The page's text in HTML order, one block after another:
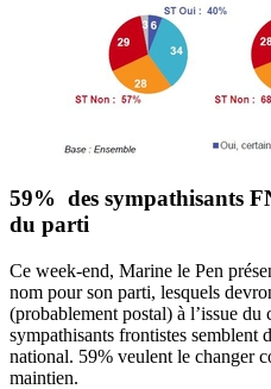
59% des sympathisants
du parti
Ce week-end, Marine le Pen
nom pour son parti, lesquels
(probablement postal) à l’issue du
sympathisants frontistes semblent
national. 59% veulent le changer
maintien.